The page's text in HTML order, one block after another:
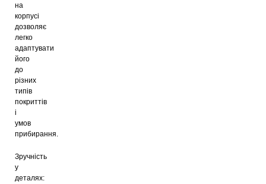
на
корпусі
дозволяє
легко
адаптувати
його
до
різних
типів
покриттів
і
умов
прибирання.
Зручність
у
деталях: